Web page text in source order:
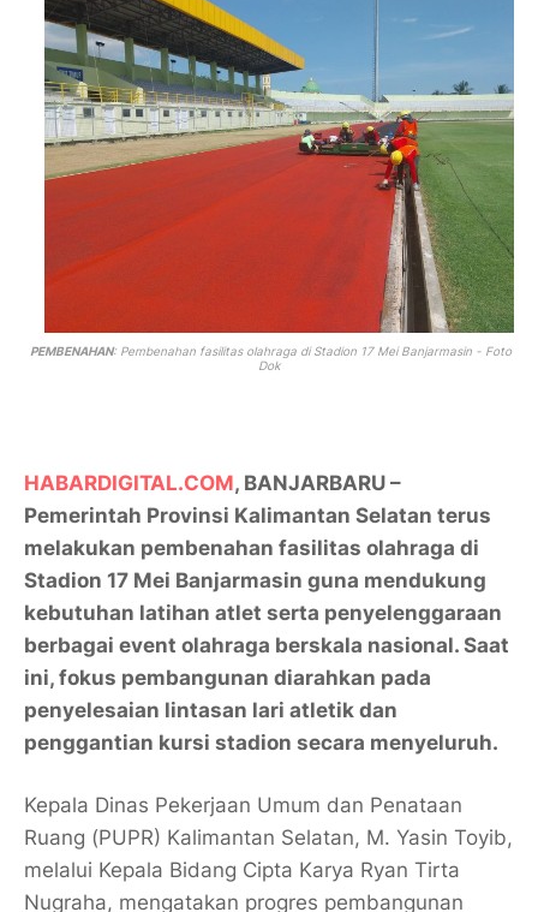
PEMBENAHAN: Pembenahan fasilitas olahraga di Stadion 17 Mei Banjarmasin - Foto
Dok
HABARDIGITAL.COM, BANJARBARU –
Pemerintah Provinsi Kalimantan Selatan terus
melakukan pembenahan fasilitas olahraga di
Stadion 17 Mei Banjarmasin guna mendukung
kebutuhan latihan atlet serta penyelenggaraan
berbagai event olahraga berskala nasional. Saat
ini, fokus pembangunan diarahkan pada
penyelesaian lintasan lari atletik dan
penggantian kursi stadion secara menyeluruh.
Kepala Dinas Pekerjaan Umum dan Penataan
Ruang (PUPR) Kalimantan Selatan, M. Yasin Toyib,
melalui Kepala Bidang Cipta Karya Ryan Tirta
Nugraha, mengatakan progres pembangunan